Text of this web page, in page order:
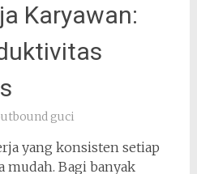
Karyawan:
guci
yang konsisten setiap
mudah. Bagi banyak